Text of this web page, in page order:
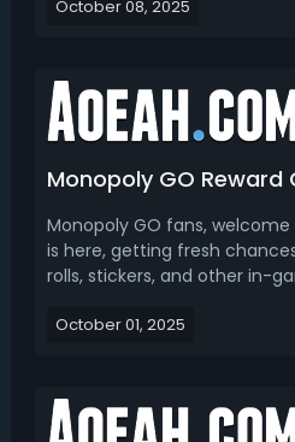
for grabs, and the special
October 08, 2025
Monopoly GO fans,
is here, getting fresh
rolls, stickers, and other in-
the latest Monopoly GO free
October 01, 2025